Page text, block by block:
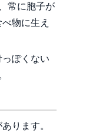
常に胞子が
物に生え
ぽくない
ります。